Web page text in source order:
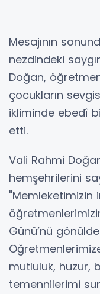
Mesajının
nezdindeki
Doğan,
çocukların
ikliminde ebedî
etti.
Vali Rahmi
hemşehrilerini
"Memleketimizin
Günü’nü
mutluluk, huzur,
temennilerimi